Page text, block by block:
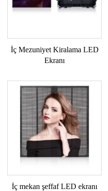
İç Mezuniyet Kiralama LED
Ekranı
İç mekan şeffaf LED ekranı